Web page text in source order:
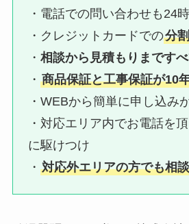
・電話での問い合わせも24
・クレジットカードでの分
・相談から見積もりまです
・商品保証と工事保証が10
・WEBから簡単に申し込み
・対応エリア内でお電話を
に駆けつけ
・対応外エリアの方でも相